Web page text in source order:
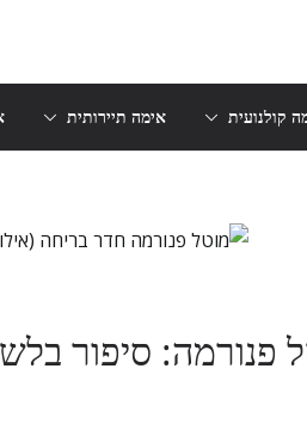
קולנועית אימה תיירותית
פנורמה: סיפור